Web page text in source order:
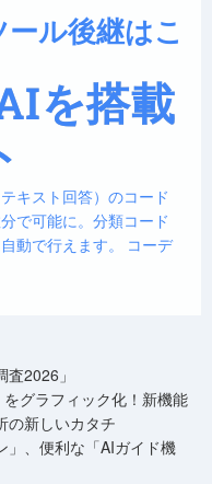
ール後継はこ
を搭載
キスト回答）のコード
で可能に。分類コード
動で行えます。 コーデ
2026」
グラフィック化！新機能
の新しいカタチ
」、便利な「AIガイド機